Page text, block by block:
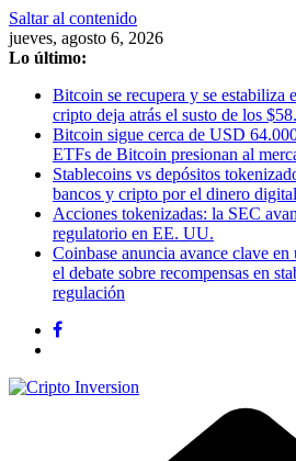
Saltar al contenido
jueves, agosto 6, 2026
Lo último:
Bitcoin se recupera y se estabiliza
cripto deja atrás el susto de los
Bitcoin sigue cerca de USD
ETFs de Bitcoin presionan al
Stablecoins vs depósitos
bancos y cripto por el dinero digital
Acciones tokenizadas: la SEC
regulatorio en EE. UU.
Coinbase anuncia avance clave
el debate sobre recompensas en
regulación